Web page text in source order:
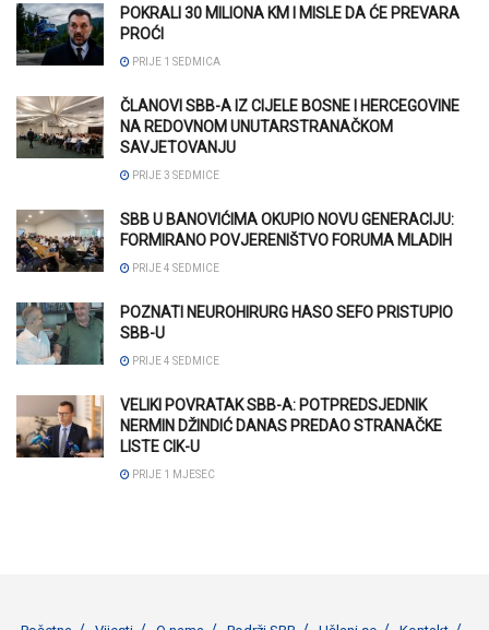
POKRALI 30 MILIONA KM I MISLE DA ĆE PREVARA
PROĆI
PRIJE 1 SEDMICA
ČLANOVI SBB-A IZ CIJELE BOSNE I HERCEGOVINE
NA REDOVNOM UNUTARSTRANAČKOM
SAVJETOVANJU
PRIJE 3 SEDMICE
SBB U BANOVIĆIMA OKUPIO NOVU GENERACIJU:
FORMIRANO POVJERENIŠTVO FORUMA MLADIH
PRIJE 4 SEDMICE
POZNATI NEUROHIRURG HASO SEFO PRISTUPIO
SBB-U
PRIJE 4 SEDMICE
VELIKI POVRATAK SBB-A: POTPREDSJEDNIK
NERMIN DŽINDIĆ DANAS PREDAO STRANAČKE
LISTE CIK-U
PRIJE 1 MJESEC